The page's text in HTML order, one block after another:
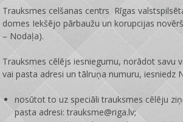
Trauksmes celšanas centrs Rīgas
domes Iekšējo pārbaužu un korupcijas
– Nodaļa).
Trauksmes cēlējs iesniegumu, norādot savu
vai pasta adresi un tālruņa numuru, iesniedz
nosūtot to uz speciāli trauksmes cēlēju
pasta adresi: trauksme@riga.lv;